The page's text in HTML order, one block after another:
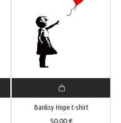
Banksy Hope t-shirt
50,00 €